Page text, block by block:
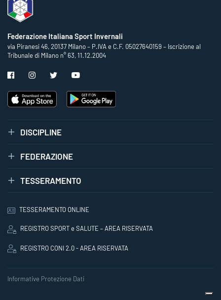
Federazione Italiana Sport Invernali
via Piranesi 46, 20137 Milano – P.IVA e C.F. 05027640159 – Iscrizione al
Tribunale di Milano n° 63, 11.12.2004
DISCIPLINE
FEDERAZIONE
TESSERAMENTO
TESSERAMENTO ONLINE
REGISTRO SPORT e SALUTE – AREA RISERVATA
REGISTRO CONI 2.0 - AREA RISERVATA
Informative Protezione Dati